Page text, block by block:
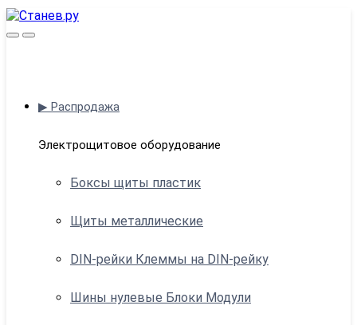
OpenClose
▶ Распродажа
Электрощитовое оборудование
Боксы щиты пластик
Щиты металлические
DIN-рейки Клеммы на DIN-рейку
Шины нулевые Блоки Модули